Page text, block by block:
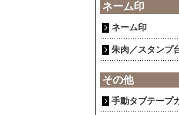
ネーム印
ネーム印
朱肉／スタンプ
その他
手動タブテープ